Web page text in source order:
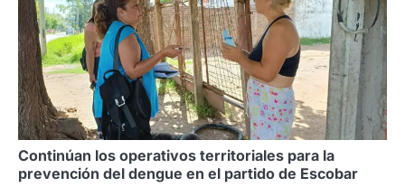
Continúan los operativos territoriales para la
prevención del dengue en el partido de Escobar